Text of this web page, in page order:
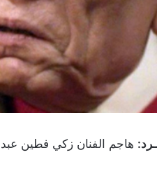
هاجم الفنان زكي فطين عبد